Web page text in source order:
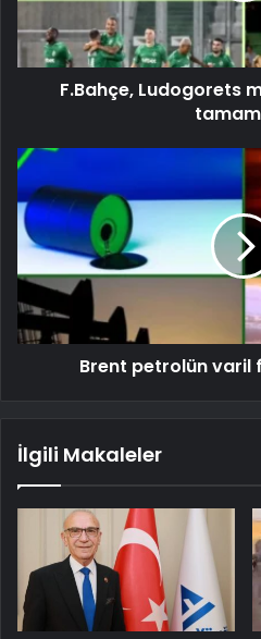
F.Bahçe, Ludogorets
Brent petrolün varil
İlgili Makaleler